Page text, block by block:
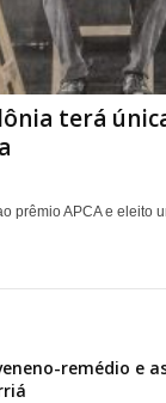
terá
prêmio APCA e eleito
remédio e